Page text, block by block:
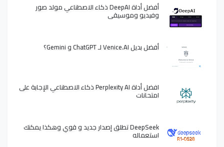
أفضل أداة DeepAI ذكاء الاصطناعي مولد صور
وفيديو وموسيقى
أفضل بديل Venice.AI لـ ChatGPT و Gemini؟
افضل أداة Perplexity AI ذكاء الاصطناعي الإجابة على
امتحانات
DeepSeek تطلق إصدار جديد و قوي وهكذا يمكنك
استعماله